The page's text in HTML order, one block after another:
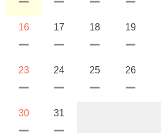
16 17 18 19
23 24 25 26
30 31